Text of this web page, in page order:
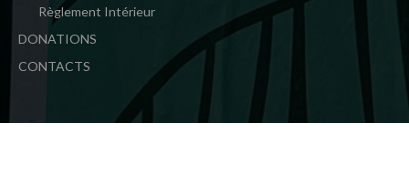
Règlement Intérieur
DONATIONS
CONTACTS